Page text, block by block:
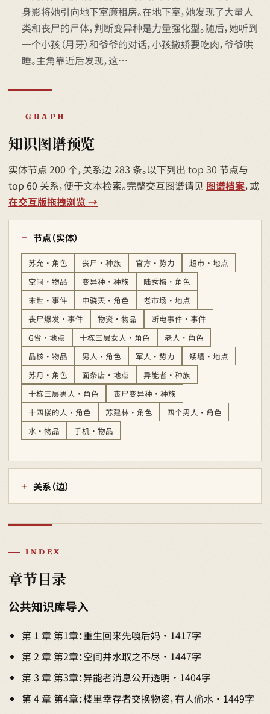
身影将她引向地下室廉租房。在地下室，她发现了大量人
类和丧尸的尸体，判断变异种是力量强化型。随后，她听到
一个小孩（月牙）和爷爷的对话，小孩撒娇要吃肉，爷爷哄
睡。主角靠近后发现，这…
GRAPH
知识图谱预览
实体节点 200 个，关系边 283 条。以下列出 top 30 节点与
top 60 关系，便于文本检索。完整交互图谱请见 图谱档案，或
在交互版拖拽浏览 →
节点（实体）
苏允 · 角色 丧尸 · 种族 官方 · 势力
超市 · 地点
空间 · 物品
变异种 · 种族
陆秀梅 · 角色
末世 · 事件
申骁天 · 角色
老市场 · 地点
丧尸爆发 · 事件
物资 · 物品
断电事件 · 事件
G省 · 地点
十栋三层女人 · 角色
老人 · 角色
晶核 · 物品
男人 · 角色 军人 · 势力
矮墙 · 地点
苏月 · 角色
面条店 · 地点
异能者 · 种族
十栋三层男人 · 角色
丧尸变异种 · 种族
十四楼的人 · 角色
苏建林 · 角色
四个男人 · 角色
水 · 物品
手机 · 物品
关系（边）
INDEX
章节目录
公共知识库导入
第 1 章 第1章：重生回来先嘎后妈 · 1417字
第 2 章 第2章：空间井水取之不尽 · 1447字
第 3 章 第3章：异能者消息公开透明 · 1404字
第 4 章 第4章：楼里幸存者交换物资，有人偷水 · 1449字